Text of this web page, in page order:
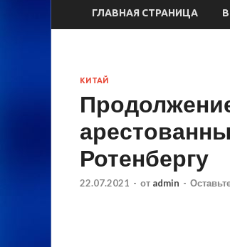
ГЛАВНАЯ СТРАНИЦА
КИТАЙ
Ротенбергу
22.07.2021 - от admin -